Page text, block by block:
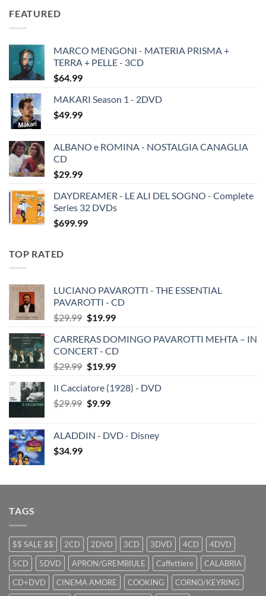
FEATURED
MARCO MENGONI - MATERIA PRISMA +
TERRA + PELLE - 3CD
$64.99
MAKARI Season 1 - 2DVD
$49.99
ALBANO e ROMINA - NOSTALGIA CANAGLIA
CD
$29.99
DAYDREAMER - LE ALI DEL SOGNO - Complete
Series 32 DVDs
$699.99
TOP RATED
LUCIANO PAVAROTTI - THE ESSENTIAL
PAVAROTTI - CD
$29.99 Original
was:
$29.99.
$19.99Current
is:
$19.99.
CARRERAS DOMINGO PAVAROTTI MEHTA – IN
CONCERT - CD
$29.99 Original
was:
$29.99.
$19.99Current
is:
Il Cacciatore (1928) - DVD
$29.99 Original
$29.99.
$9.99Current
$9.99.
ALADDIN - DVD - Disney
$34.99
TAGS
$$ SALE $$ 2CD 2DVD 3CD 3DVD 4CD
4DVD
5CD
5DVD APRON/GREMBIULE Caffettiere
CALABRIA
CD+DVD
CINEMA AMORE COOKING CORNO/KEYRING